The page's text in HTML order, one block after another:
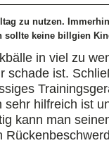
zu nutzen.
sollte keine billgien
in viel zu
schade ist.
hilfreich ist
kann man